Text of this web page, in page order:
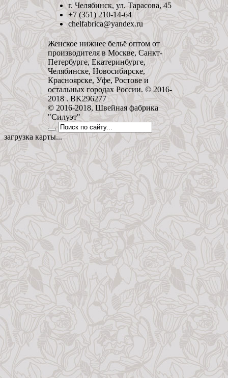
г. Челябинск, ул. Тарасова, 45
+7 (351) 210-14-64
chelfabrica@yandex.ru
Женское нижнее бельё оптом от
производителя в Москве, Санкт-
Петербурге, Екатеринбурге,
Челябинске, Новосибирске,
Красноярске, Уфе, Ростове и
остальных городах России. © 2016-
2018 . BK296277
© 2016-2018, Швейная фабрика
"Силуэт"
загрузка карты...